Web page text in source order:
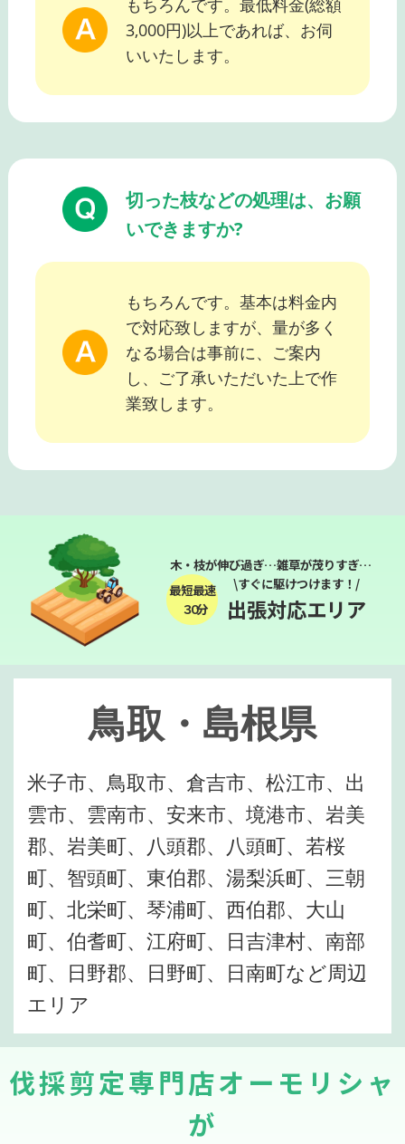
もちろんです。最低料金(総額
3,000円)以上であれば、お伺
いいたします。
切った枝などの処理は、お願
いできますか?
もちろんです。基本は料金内
で対応致しますが、量が多く
なる場合は事前に、ご案内
し、ご了承いただいた上で作
業致します。
木・枝が伸び過ぎ…雑草が茂りすぎ…
最短最速
３０分
\すぐに駆けつけます！/
出張対応エリア
鳥取・島根県
米子市、鳥取市、倉吉市、松江市、出
雲市、雲南市、安来市、境港市、岩美
郡、岩美町、八頭郡、八頭町、若桜
町、智頭町、東伯郡、湯梨浜町、三朝
町、北栄町、琴浦町、西伯郡、大山
町、伯耆町、江府町、日吉津村、南部
町、日野郡、日野町、日南町など周辺
エリア
伐採剪定専門店オーモリシャ
が